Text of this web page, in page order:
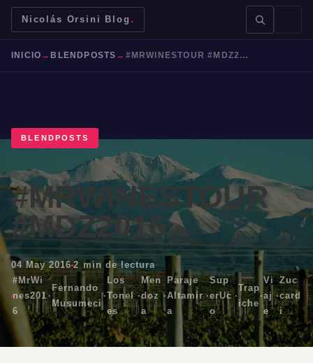
Nicolás Orsini Blog .
Mendoza Malbec Bodegas Jujuy
INICIO → BLENDPOSTS → #MRWINESTOUR #MDZ2016
BLENDPOSTS
#MRWINESTOUR
#MDZ2016
04 May 2016 2 min de lectura
#MrWi
nes201
6
·
Fernando
Musumeci
·
Los
Tonel
es
·
Men
doz
a
·
Paraje
Altamir
a
·
Sup
erUc
o
·
Trap
iche
·
Vi
aj
e
·
Zuc
card
i